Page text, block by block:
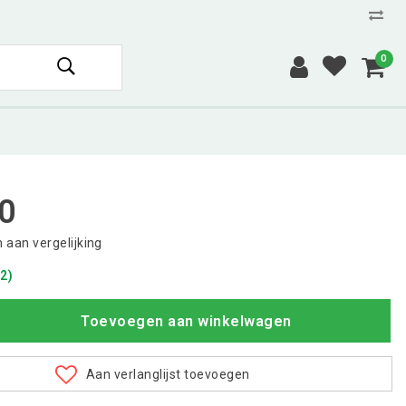
0
aan vergelijking
Toevoegen aan winkelwagen
Aan verlanglijst toevoegen